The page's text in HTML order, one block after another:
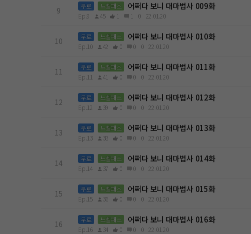
9 무료 노벨패스 어쩌다 보니 대마법사 009화
Ep.9 45 1 1 0 22.01.20
10 무료 노벨패스 어쩌다 보니 대마법사 010화
Ep.10 42 0 0 0 22.01.20
11 무료 노벨패스 어쩌다 보니 대마법사 011화
Ep.11 41 0 0 0 22.01.20
12 무료 노벨패스 어쩌다 보니 대마법사 012화
Ep.12 39 0 0 0 22.01.20
13 무료 노벨패스 어쩌다 보니 대마법사 013화
Ep.13 38 0 0 0 22.01.20
14 무료 노벨패스 어쩌다 보니 대마법사 014화
Ep.14 37 0 0 0 22.01.20
15 무료 노벨패스 어쩌다 보니 대마법사 015화
Ep.15 36 0 0 0 22.01.20
16 무료 노벨패스 어쩌다 보니 대마법사 016화
Ep.16 34 0 0 0 22.01.20